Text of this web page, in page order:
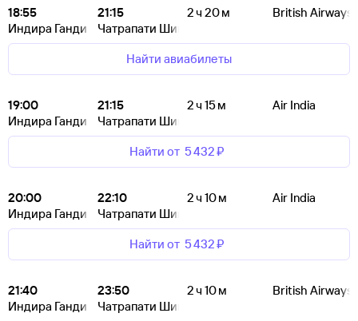
18:55
Индира Ганди
21:15
Чатрапати Шиваджи
2 ч 20 м British Airways
Найти авиабилеты
19:00
Индира Ганди
21:15
Чатрапати Шиваджи
2 ч 15 м Air India
Найти от 5 ⁠432 ⁠₽
20:00
Индира Ганди
22:10
Чатрапати Шиваджи
2 ч 10 м Air India
Найти от 5 ⁠432 ⁠₽
21:40
Индира Ганди
23:50
Чатрапати Шиваджи
2 ч 10 м British Airways